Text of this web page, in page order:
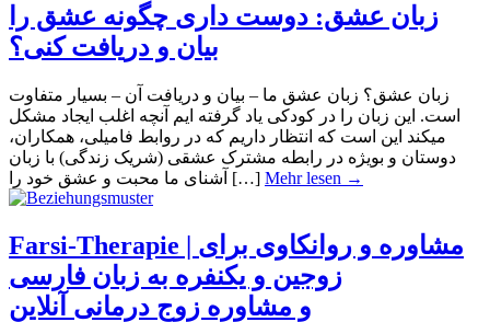
زبان عشق: دوست داری چگونه عشق را
بیان و دریافت کنی؟
زبان عشق؟ زبان عشق ما – بیان و دریافت آن – بسیار متفاوت
است. این زبان را در کودکی یاد گرفته ایم آنچه اغلب ایجاد مشکل
میکند این است که انتظار داریم که در روابط فامیلی، همکاران،
دوستان و بویژه در رابطه مشترک عشقی (شریک زندگی) با زبان
آشنای ما محبت و عشق خود را […] Mehr lesen →
Farsi-Therapie | مشاوره و روانکاوی برای
زوجین و یکنفره به زبان فارسی
و مشاوره زوج درمانی آنلاین